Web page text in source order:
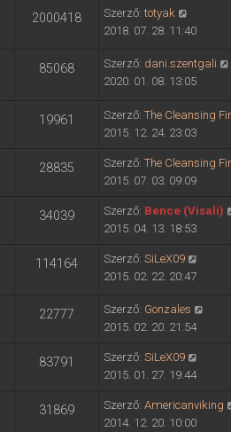
2000418 Szerző: totyak
2018. 07. 28. 11:40
85068 Szerző: dani.szentgali
2020. 01. 08. 13:05
19961 Szerző: The Cleansing
2015. 12. 24. 23:03
28835 Szerző: The Cleansing
2015. 07. 03. 09:09
34039 Szerző: Bence (Visali)
2015. 04. 13. 18:53
114164 Szerző: SiLeX09
2015. 02. 22. 20:47
22777 Szerző: Gonzales
2015. 02. 20. 21:54
83791 Szerző: SiLeX09
2015. 01. 27. 19:44
31869 Szerző: Americanviking
2014. 12. 20. 10:00